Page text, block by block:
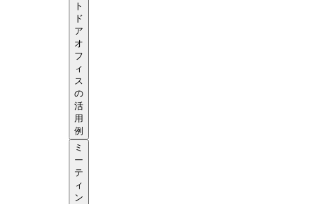
ト
ド
ア
オ
フ
ィ
ス
の
活
用
例
ミ
ー
テ
ィ
ン